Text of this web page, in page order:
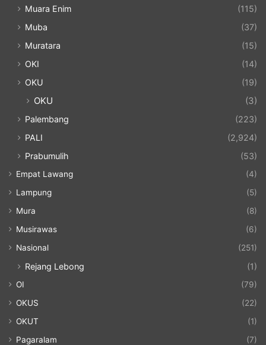
Muara Enim
(115)
Muba
(37)
Muratara
(15)
OKI
(14)
OKU
(19)
OKU (3)
Palembang
(223)
PALI
(2,924)
Prabumulih
(53)
Empat Lawang
(4)
Lampung
(5)
Mura
(8)
Musirawas
(6)
Nasional
(251)
Rejang Lebong (1)
OI
(79)
OKUS
(22)
OKUT
(1)
Pagaralam
(7)